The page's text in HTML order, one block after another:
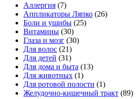
Аллергия (7)
Аппликаторы Ляпко (26)
Боли и ушибы (25)
Витамины (30)
Глаза и мозг (30)
Для волос (21)
Для детей (31)
Для дома и быта (13)
Для животных (1)
Для ротовой полости (1)
Желудочно-кишечный тракт (89)